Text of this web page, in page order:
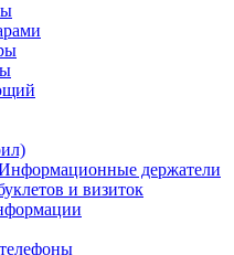
держатели
и визиток